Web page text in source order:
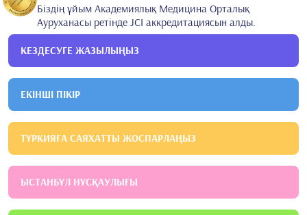
Біздің ұйым Академиялық Медицина Орталық
Ауруханасы ретінде JCI аккредитациясын алды.
КЕЗДЕСУГЕ ЖАЗЫЛЫҢЫЗ
ЕКІНШІ ПІКІР
ТҮРКИЯҒА САЯХАТТЫ ЖОСПАРЛАҢЫЗ
ЫСТАНБҰЛ НҰСҚАУЛЫҒЫ